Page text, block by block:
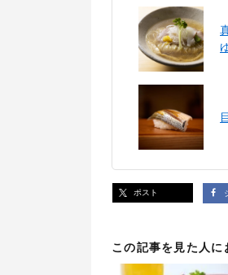
ポスト
この記事を見た人に